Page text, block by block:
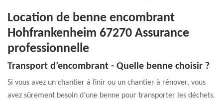
Location de benne encombrant
Hohfrankenheim 67270 Assurance
professionnelle
Transport d’encombrant - Quelle benne choisir ?
Si vous avez un chantier à finir ou un chantier à rénover, vous
avez sûrement besoin d’une benne pour transporter les déchets.